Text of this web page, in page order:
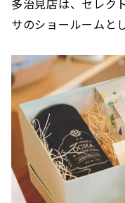
多治見店は、セレク
サのショールームと